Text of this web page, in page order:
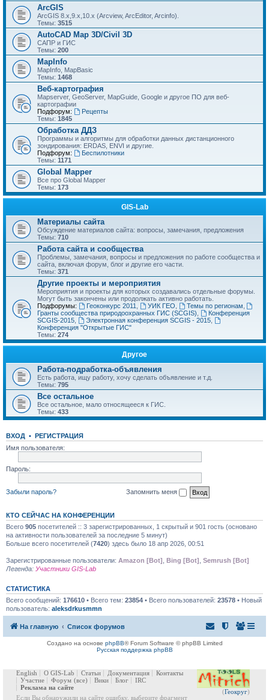
ArcGIS
ArcGIS 8.x,9.x,10.x (Arcview, ArcEditor, Arcinfo).
Темы: 3515
AutoCAD Map 3D/Civil 3D
САПР и ГИС
Темы: 200
MapInfo
MapInfo, MapBasic
Темы: 1468
Веб-картография
Mapserver, GeoServer, MapGuide, Google и другое ПО для веб-
картографии
Подфорум:
Рецепты
Темы: 1845
Обработка ДДЗ
Программы и алгоритмы для обработки данных дистанционного
зондирования: ERDAS, ENVI и другие.
Подфорум:
Беспилотники
Темы: 1171
Global Mapper
Все про Global Mapper
Темы: 173
GIS-Lab
Материалы сайта
Обсуждение материалов сайта: вопросы, замечания, предложения
Темы: 710
Работа сайта и сообщества
Проблемы, замечания, вопросы и предложения по работе сообщества и
сайта, включая форум, блог и другие его части.
Темы: 371
Другие проекты и мероприятия
Мероприятия и проекты для которых создавались отдельные форумы.
Могут быть закончены или продолжать активно работать.
Подфорумы:
Геоконкурс 2011 УИК ГЕО Темы по регионам
Гранты сообщества природоохранных ГИС (SCGIS)
Конференция
SCGIS-2015
Электронная конференция SCGIS - 2015,
Конференция "Открытые ГИС"
Темы: 274
Другое
Работа-подработка-объявления
Есть работа, ищу работу, хочу сделать объявление и т.д.
Темы: 795
Все остальное
Все остальное, мало относящееся к ГИС.
Темы: 433
ВХОД • РЕГИСТРАЦИЯ
Имя пользователя:
Пароль:
Забыли пароль? Запомнить меня
КТО СЕЙЧАС НА КОНФЕРЕНЦИИ
Всего 905 посетителей :: 3 зарегистрированных, 1 скрытый и 901 гость (основано
на активности пользователей за последние 5 минут)
Больше всего посетителей (7420) здесь было 18 апр 2026, 00:51
Зарегистрированные пользователи: Amazon [Bot] Bing [Bot] Semrush [Bot]
Легенда: Участники GIS-Lab
СТАТИСТИКА
Всего сообщений: 176610 • Всего тем: 23854 • Всего пользователей: 23578 • Новый
пользователь: aleksdrkusmmn
На главную Список форумов
Создано на основе phpBB® Forum Software © phpBB Limited
Русская поддержка phpBB
(Геокруг)
English О GIS-Lab Статьи Документация
Контакты
Участие
Форум (все) Вики Блог
IRC
Реклама на сайте
Если Вы обнаружили на сайте ошибку, выберите фрагмент